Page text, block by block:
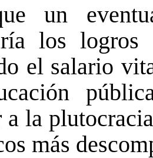
un
los logros
el salario
a la
más